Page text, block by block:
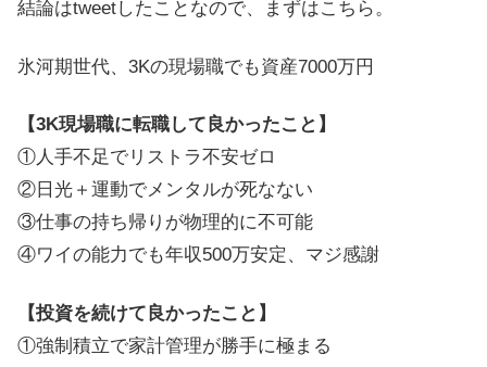
結論はtweetしたことなので、まずはこちら。
氷河期世代、3Kの現場職でも資産7000万円
【3K現場職に転職して良かったこと】
①人手不足でリストラ不安ゼロ
②日光＋運動でメンタルが死なない
③仕事の持ち帰りが物理的に不可能
④ワイの能力でも年収500万安定、マジ感謝
【投資を続けて良かったこと】
①強制積立で家計管理が勝手に極まる